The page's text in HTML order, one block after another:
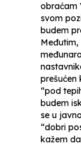
obraćam
svom
budem
prešućen
“pod
budem
se u
“dobri
kažem